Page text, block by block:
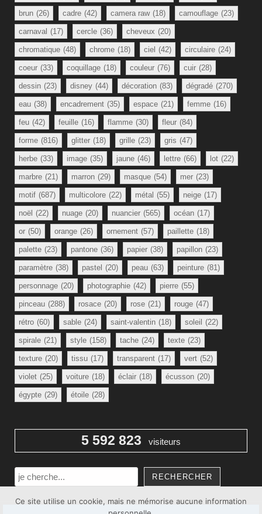
brun (26) cadre (42) camera raw (18) camouflage (23)
carnaval (17) cercle (36) cheveux (20)
chromatique (48) chrome (18) ciel (42) circulaire (24)
coeur (33) coquillage (18) couleur (76) cuir (28)
dessin (23) disney (44) décoration (83) dégradé (270)
eau (38) encadrement (35) espace (21) femme (16)
feu (42) feuille (16) flamme (30) fleur (84)
forme (816) glitter (18) grille (23) gris (47)
herbe (33) image (35) jaune (46) lettre (66) lot (22)
marbre (21) marron (29) masque (54) mer (23)
motif (687) multicolore (22) métal (55) neige (17)
noël (22) nuage (20) nuancier (565) océan (17)
or (50) orange (26) ornement (57) paillette (18)
palette (23) pantone (36) papier (38) papillon (23)
paramètre (38) pastel (20) peau (63) peinture (81)
personnage (20) photographie (42) pierre (55)
pinceau (288) rosace (20) rose (21) rouge (47)
rétro (60) sable (24) saint-valentin (18) soleil (22)
spirale (21) style (158) tache (24) texte (23)
texture (20) tissu (17) transparent (17) vert (52)
violet (25) voiture (18) éclair (18) écusson (20)
égypte (29) étoile (28)
5 592 823 visiteurs
Rechercher
RECHERCHER
Ce site utilise un cookie, mais ne mémorise aucune information